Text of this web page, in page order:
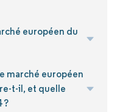
européen du
marché européen
t-il, et quelle
?